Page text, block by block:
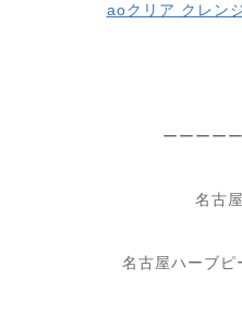
aoクリア クレン
ーーーー
名古
名古屋ハーブピ